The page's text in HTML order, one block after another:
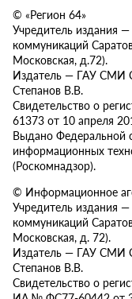
© «Регион 64»
Учредитель издания
коммуникаций
Московская, д.72).
Издатель — ГАУ СМИ
Степанов В.В.
Свидетельство о
61373 от 10 апреля
Выдано Федеральной
информационных
(Роскомнадзор).
© Информационное
Учредитель издания
коммуникаций
Московская, д. 72).
Издатель — ГАУ СМИ
Степанов В.В.
Свидетельство о